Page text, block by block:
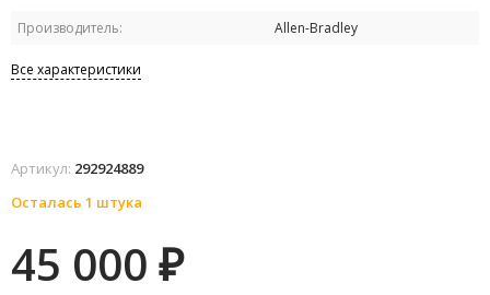
Производитель: Allen-Bradley
Все характеристики
Артикул: 292924889
Осталась 1 штука
45 000 ₽